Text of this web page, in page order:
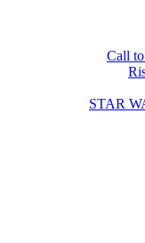
Call
STAR